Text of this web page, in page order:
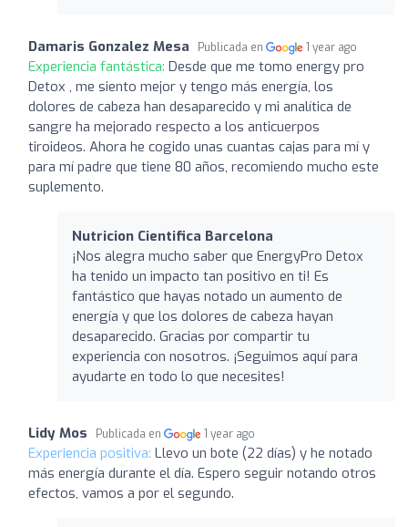
Damaris Gonzalez Mesa Publicada en 1 year ago
Experiencia fantástica: Desde que me tomo energy pro
Detox , me siento mejor y tengo más energía, los
dolores de cabeza han desaparecido y mi analítica de
sangre ha mejorado respecto a los anticuerpos
tiroideos. Ahora he cogido unas cuantas cajas para mí y
para mí padre que tiene 80 años, recomiendo mucho este
suplemento.
Nutricion Cientifica Barcelona
¡Nos alegra mucho saber que EnergyPro Detox
ha tenido un impacto tan positivo en ti! Es
fantástico que hayas notado un aumento de
energía y que los dolores de cabeza hayan
desaparecido. Gracias por compartir tu
experiencia con nosotros. ¡Seguimos aquí para
ayudarte en todo lo que necesites!
Lidy Mos Publicada en 1 year ago
Experiencia positiva: Llevo un bote (22 días) y he notado
más energía durante el día. Espero seguir notando otros
efectos, vamos a por el segundo.